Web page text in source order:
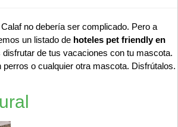
no debería ser complicado. Pero a
un listado de hoteles pet friendly en
disfrutar de tus vacaciones con tu mascota.
perros o cualquier otra mascota. Disfrútalos.